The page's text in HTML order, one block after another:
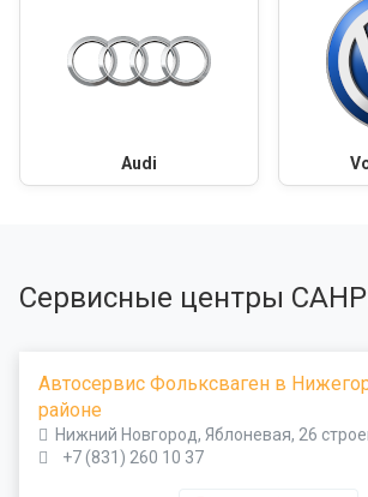
Audi
Сервисные центры
Автосервис Фольксваген в
районе
Нижний Новгород, Яблоневая, 26
+7 (831) 260 10 37